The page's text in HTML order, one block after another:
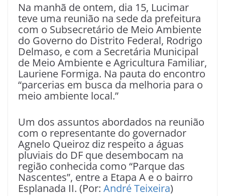
Na manhã de ontem, dia 15, Lucimar
teve uma reunião na sede da prefeitura
com o Subsecretário de Meio Ambiente
do Governo do Distrito Federal, Rodrigo
Delmaso, e com a Secretária Municipal
de Meio Ambiente e Agricultura Familiar,
Lauriene Formiga. Na pauta do encontro
“parcerias em busca da melhoria para o
meio ambiente local.”
Um dos assuntos abordados na reunião
com o representante do governador
Agnelo Queiroz diz respeito a águas
pluviais do DF que desembocam na
região conhecida como “Parque das
Nascentes”, entre a Etapa A e o bairro
Esplanada II. (Por: André Teixeira)